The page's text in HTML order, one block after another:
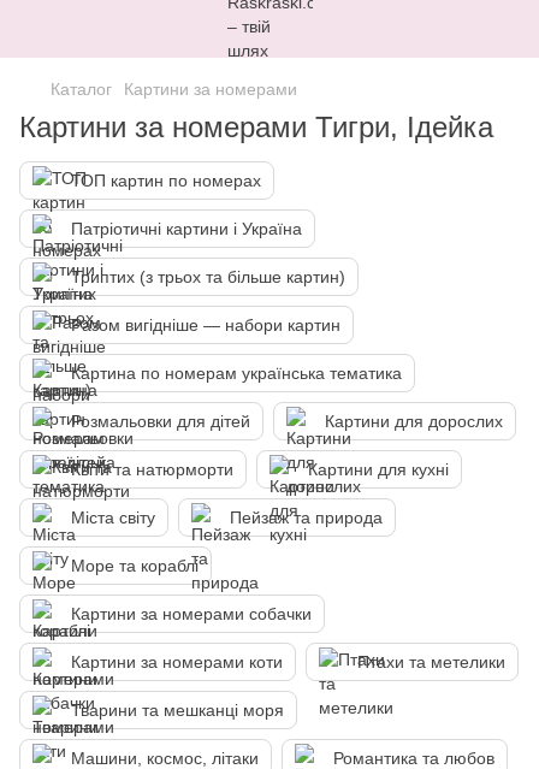
Каталог Картини за номерами
Картини за номерами Тигри, Ідейка
ТОП картин по номерах
Патріотичні картини і Україна
Триптих (з трьох та більше картин)
Разом вигідніше — набори картин
Картина по номерам українська тематика
Розмальовки для дітей Картини для дорослих
Квіти та натюрморти Картини для кухні
Міста світу Пейзаж та природа
Море та кораблі
Картини за номерами собачки
Картини за номерами коти Птахи та метелики
Тварини та мешканці моря
Машини, космос, літаки Романтика та любов